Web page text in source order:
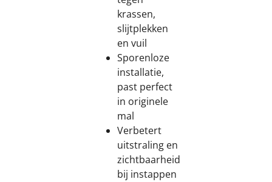
krassen,
slijtplekken
en vuil
Sporenloze
installatie,
past perfect
in originele
mal
Verbetert
uitstraling en
zichtbaarheid
bij instappen